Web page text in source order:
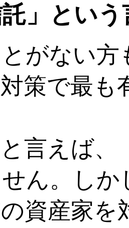
託」とい
がない
策で最も
と言えば
ん。し
資産家